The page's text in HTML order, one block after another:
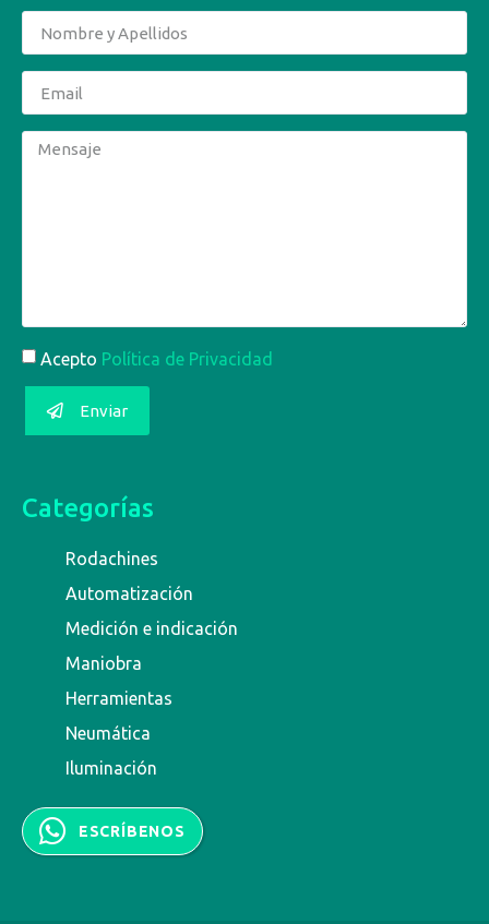
Acepto Política de Privacidad
Enviar
Categorías
Rodachines
Automatización
Medición e indicación
Maniobra
Herramientas
Neumática
Iluminación
ESCRÍBENOS